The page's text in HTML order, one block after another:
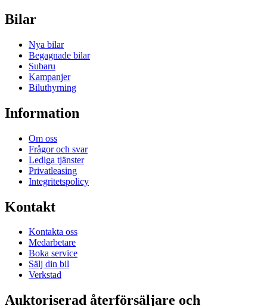
Bilar
Nya bilar
Begagnade bilar
Subaru
Kampanjer
Biluthyrning
Information
Om oss
Frågor och svar
Lediga tjänster
Privatleasing
Integritetspolicy
Kontakt
Kontakta oss
Medarbetare
Boka service
Sälj din bil
Verkstad
Auktoriserad återförsäljare och